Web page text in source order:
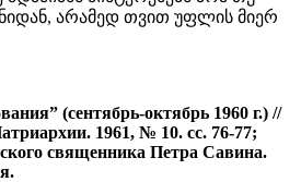
არამედ თვით უფლის მიერ
(сентябрь-октябрь 1960 г.) //
1961, № 10. сс. 76-77;
священника Петра Савина.